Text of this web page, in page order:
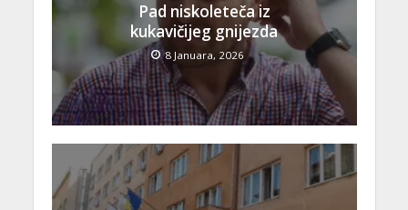
Pad niskoleteča iz
kukavičijeg gnijezda
8 Januara, 2026